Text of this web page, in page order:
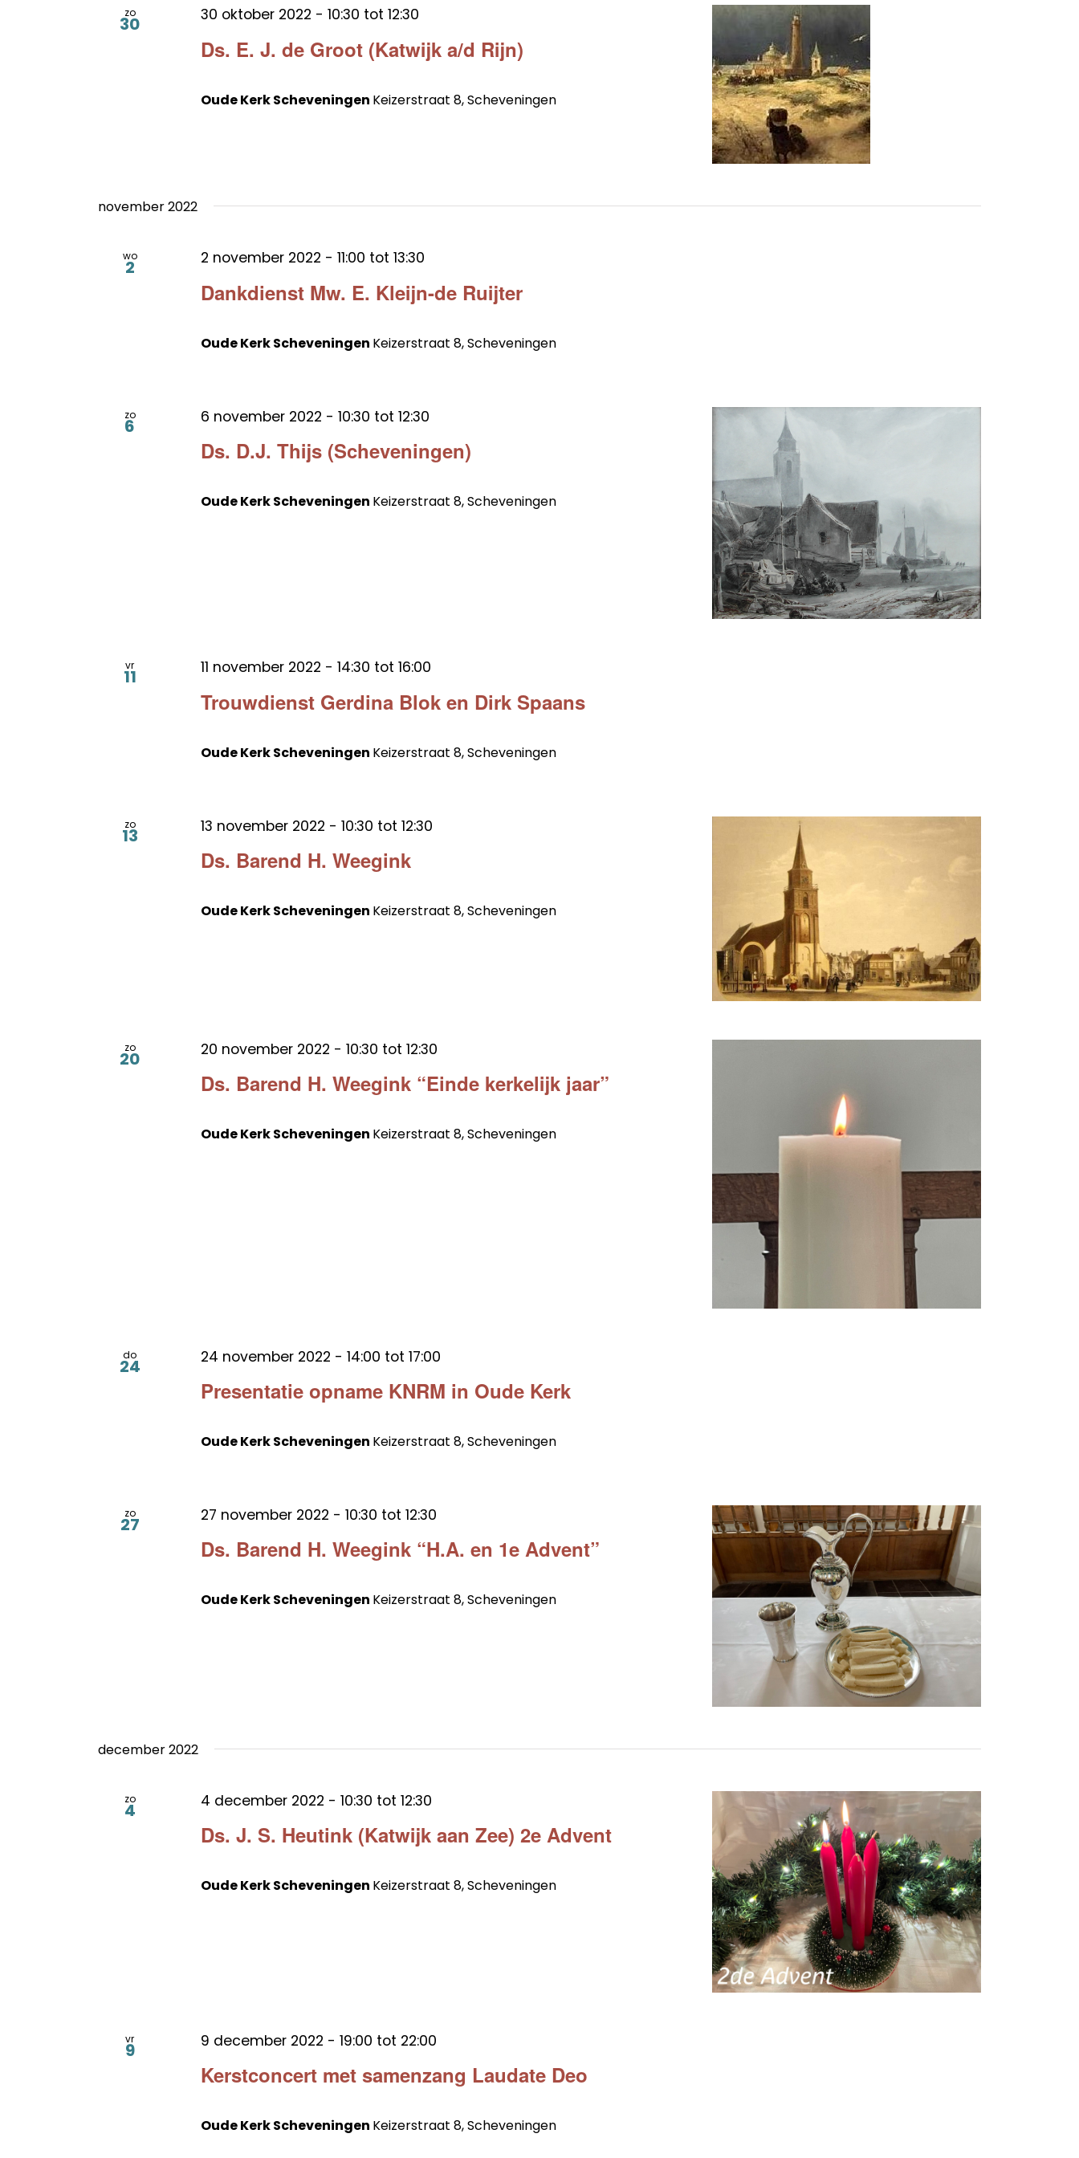
zo
30
Ds. E. J. de Groot (Katwijk a/d Rijn)
30 oktober 2022 - 10:30 tot 12:30
Oude Kerk Scheveningen Keizerstraat 8, Scheveningen
november 2022
wo
2
Dankdienst Mw. E. Kleijn-de Ruijter
2 november 2022 - 11:00 tot 13:30
Oude Kerk Scheveningen Keizerstraat 8, Scheveningen
zo
6
Ds. D.J. Thijs (Scheveningen)
6 november 2022 - 10:30 tot 12:30
Oude Kerk Scheveningen Keizerstraat 8, Scheveningen
vr
11
Trouwdienst Gerdina Blok en Dirk Spaans
11 november 2022 - 14:30 tot 16:00
Oude Kerk Scheveningen Keizerstraat 8, Scheveningen
zo
13
Ds. Barend H. Weegink
13 november 2022 - 10:30 tot 12:30
Oude Kerk Scheveningen Keizerstraat 8, Scheveningen
zo
20
Ds. Barend H. Weegink “Einde kerkelijk jaar”
20 november 2022 - 10:30 tot 12:30
Oude Kerk Scheveningen Keizerstraat 8, Scheveningen
do
24
Presentatie opname KNRM in Oude Kerk
24 november 2022 - 14:00 tot 17:00
Oude Kerk Scheveningen Keizerstraat 8, Scheveningen
zo
27
Ds. Barend H. Weegink “H.A. en 1e Advent”
27 november 2022 - 10:30 tot 12:30
Oude Kerk Scheveningen Keizerstraat 8, Scheveningen
december 2022
zo
4
Ds. J. S. Heutink (Katwijk aan Zee) 2e Advent
4 december 2022 - 10:30 tot 12:30
Oude Kerk Scheveningen Keizerstraat 8, Scheveningen
vr
9
Kerstconcert met samenzang Laudate Deo
9 december 2022 - 19:00 tot 22:00
Oude Kerk Scheveningen Keizerstraat 8, Scheveningen